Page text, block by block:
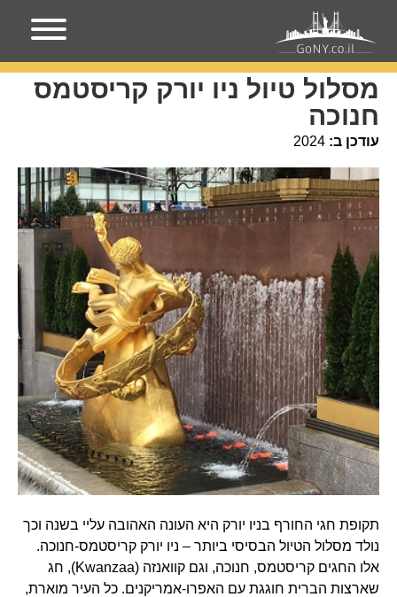
עמוד הבית מסלול טיול ניו יורק קריסטמס חנוכה
מסלול טיול ניו יורק קריסטמס
חנוכה
עודכן ב: 2024
תקופת חגי החורף בניו יורק היא העונה האהובה עליי בשנה וכך
נולד מסלול הטיול הבסיסי ביותר – ניו יורק קריסטמס-חנוכה.
אלו החגים קריסטמס, חנוכה, וגם קוואנזה (Kwanzaa), חג
שארצות הברית חוגגת עם האפרו-אמריקנים. כל העיר מוארת,